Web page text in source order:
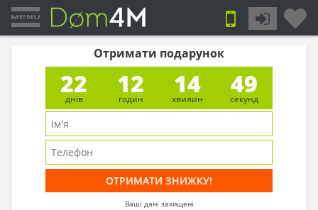
Отримати подарунок
22
днів
12
годин
14
хвилин
49
секунд
Ваші дані захищені